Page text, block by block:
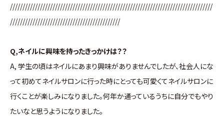
/////////////////////////////////////////////////////////////////////////////////
////////////////////////////////////////////
Q,ネイルに興味を持ったきっかけは？？
A, 学生の頃はネイルにあまり興味がありませんでしたが、社会人にな
って初めてネイルサロンに行った時にとっても可愛くてネイルサロンに
行くことが楽しみになりました。何年か通っているうちに自分でもやり
たいなと思うようになりました。